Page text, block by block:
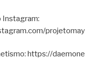
Instagram:
https://